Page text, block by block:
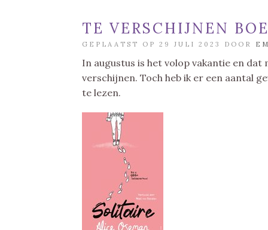
TE VERSCHIJNEN
GEPLAATST OP 29 JULI 2023 DOOR
In augustus is het volop vakantie en dat
verschijnen. Toch heb ik er een aantal
te lezen.